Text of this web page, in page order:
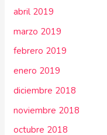
abril 2019
marzo 2019
febrero 2019
enero 2019
diciembre 2018
noviembre 2018
octubre 2018